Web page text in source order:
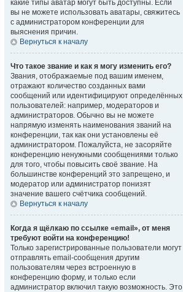
какие типы аватар могут быть доступны. Если
вы не можете использовать аватары, свяжитесь
с администратором конференции для
выяснения причин.
Вернуться к началу
Что такое звание и как я могу изменить его?
Звания, отображаемые под вашим именем,
отражают количество созданных вами
сообщений или идентифицируют определённых
пользователей: например, модераторов и
администраторов. Обычно вы не можете
напрямую изменять наименования званий на
конференции, так как они установлены её
администратором. Пожалуйста, не засоряйте
конференцию ненужными сообщениями только
для того, чтобы повысить своё звание. На
большинстве конференций это запрещено, и
модератор или администратор понизят
значение вашего счётчика сообщений.
Вернуться к началу
Когда я щёлкаю по ссылке «email», от меня
требуют войти на конференцию!
Только зарегистрированные пользователи могут
отправлять email-сообщения другим
пользователям через встроенную в
конференцию форму, и только если
администратор включил такую возможность. Это